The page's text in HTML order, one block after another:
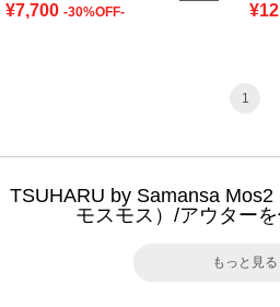
¥7,700 -30%OFF-
1
TSUHARU by Samansa
モスモス）/アウター
もっと見る